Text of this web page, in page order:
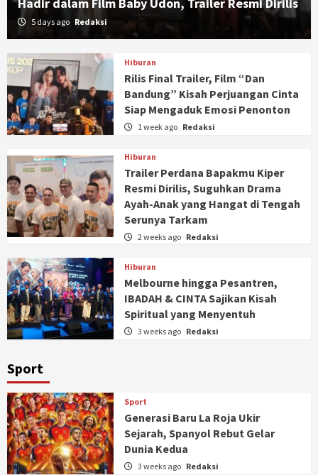
5 days ago Redaksi
Hiburan
Rilis Final Trailer, Film “Dan
Bandung” Kisah Perjuangan Cinta
Siap Mengaduk Emosi Penonton
1 week ago Redaksi
Hiburan
Trailer Perdana Bapakmu Kiper
Resmi Dirilis, Suguhkan Drama
Ayah-Anak yang Hangat di Tengah
Serunya Tarkam
2 weeks ago Redaksi
Hiburan
Melbourne hingga Pesantren,
IBADAH & CINTA Sajikan Kisah
Spiritual yang Menyentuh
3 weeks ago Redaksi
Sport
Sport
Generasi Baru La Roja Ukir
Sejarah, Spanyol Rebut Gelar
Dunia Kedua
3 weeks ago Redaksi